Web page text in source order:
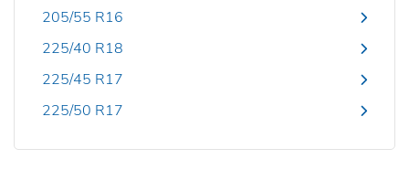
205/55 R16
225/40 R18
225/45 R17
225/50 R17